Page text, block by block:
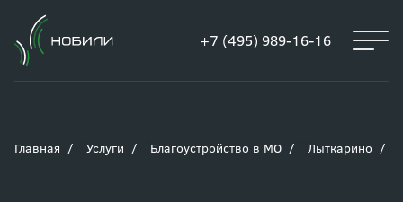
+7 (495) 989-16-16
Главная Услуги Благоустройство в МО Лыткарино